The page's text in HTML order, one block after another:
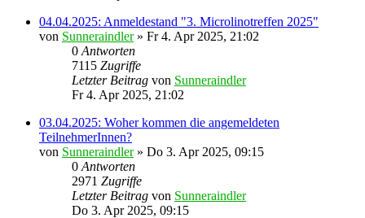
04.04.2025: Anmeldestand "3. Microlinotreffen 2025"
von Sunneraindler» Fr 4. Apr 2025, 21:02
0 Antworten
7115 Zugriffe
Letzter Beitrag von Sunneraindler
Fr 4. Apr 2025, 21:02
03.04.2025: Woher kommen die angemeldeten
TeilnehmerInnen?
von Sunneraindler» Do 3. Apr 2025, 09:15
0 Antworten
2971 Zugriffe
Letzter Beitrag von Sunneraindler
Do 3. Apr 2025, 09:15